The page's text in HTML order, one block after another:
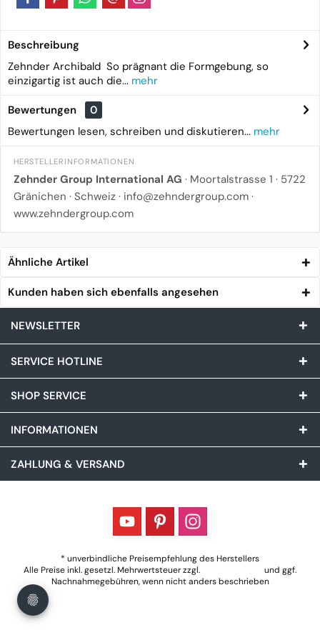
Beschreibung
Zehnder Archibald So prägnant die Formgebung, so
einzigartig ist auch die... mehr
Bewertungen
0
Bewertungen lesen, schreiben und diskutieren... mehr
HERSTELLERINFORMATIONEN
Zehnder Group International AG · Moortalstrasse 1 · 5722
Gränichen · Schweiz · info@zehndergroup.com ·
www.zehndergroup.com
Ähnliche Artikel
Kunden haben sich ebenfalls angesehen
NEWSLETTER
SERVICE HOTLINE
SHOP SERVICE
INFORMATIONEN
ZAHLUNG & VERSAND
* unverbindliche Preisempfehlung des Herstellers
Alle Preise inkl. gesetzl. Mehrwertsteuer zzgl.
und ggf.
Nachnahmegebühren, wenn nicht anders beschrieben